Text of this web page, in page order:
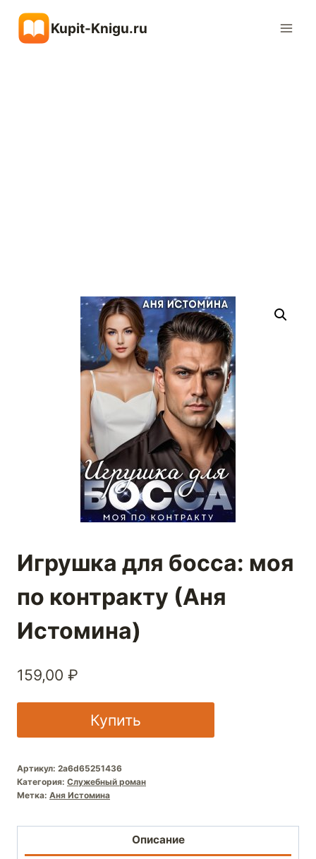
содержимому
Kupit-Knigu.ru
Игрушка для босса: моя
по контракту (Аня
Истомина)
159,00 ₽
Купить
Артикул: 2a6d65251436
Категория: Служебный роман
Метка: Аня Истомина
Описание